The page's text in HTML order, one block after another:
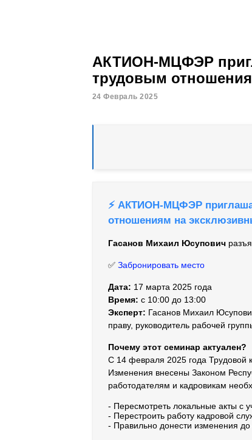
АКТИОН-МЦФЭР
трудовым
24 Февраль 2025
⚡️ АКТИОН-МЦФЭР
отношениям на
Гасанов Михаил Юсупович
✅ Забронировать место
Дата: 17 марта 2025 года
Время: с 10:00 до 13:00
Эксперт: Гасанов Михаил
праву, руководитель рабочей
Почему этот семинар актуален?
С 14 февраля 2025 года Трудовой
Изменения внесены Законом
работодателям и кадровикам
- Пересмотреть локальные акты с
- Перестроить работу кадровой
- Правильно донести изменения до